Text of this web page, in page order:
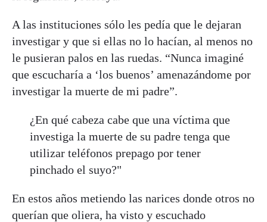
A las instituciones sólo les pedía que le dejaran
investigar y que si ellas no lo hacían, al menos no
le pusieran palos en las ruedas. “Nunca imaginé
que escucharía a ‘los buenos’ amenazándome por
investigar la muerte de mi padre”.
¿En qué cabeza cabe que una víctima que
investiga la muerte de su padre tenga que
utilizar teléfonos prepago por tener
pinchado el suyo?"
En estos años metiendo las narices donde otros no
querían que oliera, ha visto y escuchado